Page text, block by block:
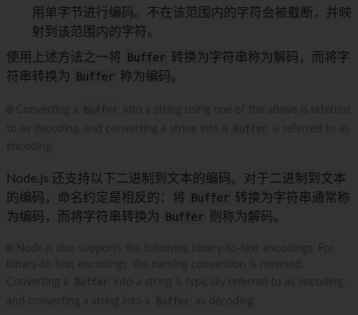
用单字节进行编码。不在该范围内的字符会被截断，并映
射到该范围内的字符。
使用上述方法之一将 Buffer 转换为字符串称为解码，而将字
符串转换为
Buffer 称为编码。
Node.js 还支持以下二进制到文本的编码。对于二进制到文本
的编码，命名约定是相反的：将 Buffer 转换为字符串通常称
为编码，而将字符串转换为
Buffer 则称为解码。